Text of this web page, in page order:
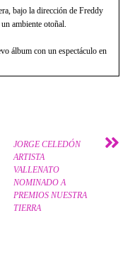
bajo la dirección de Freddy
ambiente otoñal.
álbum con un espectáculo en
JORGE CELEDÓN
ARTISTA
VALLENATO
NOMINADO A
PREMIOS NUESTRA
TIERRA